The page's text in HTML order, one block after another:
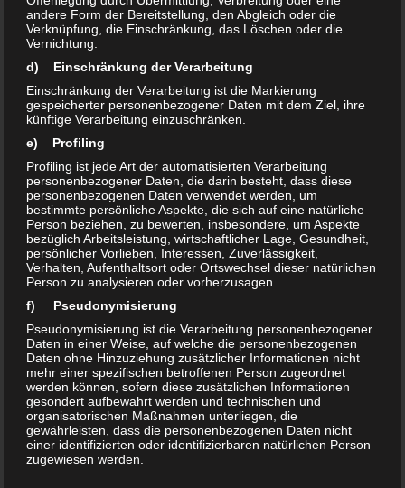
DAS KÖNNTE DICH AUCH INTERESSIEREN …
0
Protokollentwurf GWA vom
15.1.2024
23. JANUAR 2024
Wiedereröffnung des
Sozialkaufhauses
Brunnenstieg
7. OKTOBER 2014
SCHREIBE EINEN KOMMENTAR
andere Form der Bereitstellung, den Abgleich oder die
Verknüpfung, die Einschränkung, das Löschen oder die
Vernichtung.
d) Einschränkung der Verarbeitung
Einschränkung der Verarbeitung ist die Markierung
gespeicherter personenbezogener Daten mit dem Ziel, ihre
künftige Verarbeitung einzuschränken.
e) Profiling
Profiling ist jede Art der automatisierten Verarbeitung
personenbezogener Daten, die darin besteht, dass diese
personenbezogenen Daten verwendet werden, um
bestimmte persönliche Aspekte, die sich auf eine natürliche
Person beziehen, zu bewerten, insbesondere, um Aspekte
bezüglich Arbeitsleistung, wirtschaftlicher Lage, Gesundheit,
persönlicher Vorlieben, Interessen, Zuverlässigkeit,
Verhalten, Aufenthaltsort oder Ortswechsel dieser natürlichen
Person zu analysieren oder vorherzusagen.
f) Pseudonymisierung
Pseudonymisierung ist die Verarbeitung personenbezogener
Daten in einer Weise, auf welche die personenbezogenen
Daten ohne Hinzuziehung zusätzlicher Informationen nicht
mehr einer spezifischen betroffenen Person zugeordnet
werden können, sofern diese zusätzlichen Informationen
gesondert aufbewahrt werden und technischen und
organisatorischen Maßnahmen unterliegen, die
gewährleisten, dass die personenbezogenen Daten nicht
einer identifizierten oder identifizierbaren natürlichen Person
zugewiesen werden.